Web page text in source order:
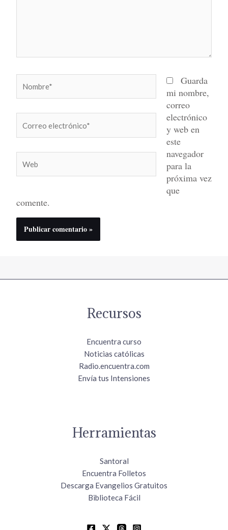
electrónico*
Guarda
mi nombre,
correo
electrónico
y web en
este
navegador
para la
próxima vez
que
comente.
Recursos
Encuentra curso
Noticias católicas
Radio.encuentra.com
Envía tus Intensiones
Herramientas
Santoral
Encuentra Folletos
Descarga Evangelios Gratuitos
Biblioteca Fácil